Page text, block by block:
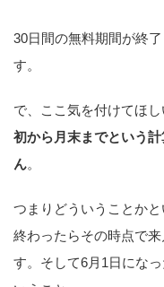
30日間の無料期間が終
す。
で、ここ気を付けてほ
初から月末までという
ん。
つまりどういうことか
終わったらその時点で
す。そして6月1日にな